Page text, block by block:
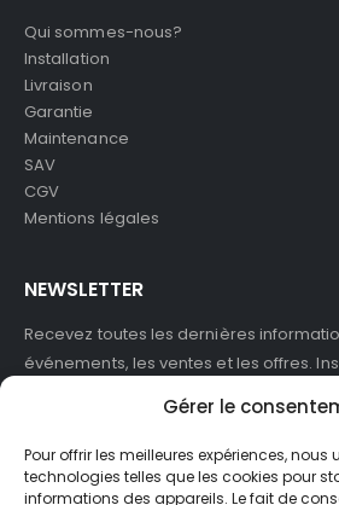
Gérer le
Pour offrir les meilleures expériences, nous
technologies telles que les cookies pour
informations des appareils. Le fait de
Qui sommes-nous?
Installation
Livraison
Garantie
Maintenance
SAV
CGV
Mentions légales
NEWSLETTER
Recevez toutes les dernières
événements, les ventes et les offres.